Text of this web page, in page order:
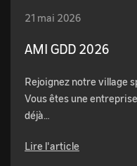
21 mai 2026
AMI GDD 2026
Rejoignez notre village
Vous êtes une
déjà…
Lire l'article